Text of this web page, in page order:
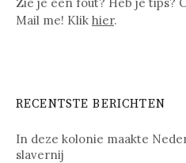
Mail me! Klik hier.
RECENTSTE BERICHTEN
In deze kolonie maakte
slavernij